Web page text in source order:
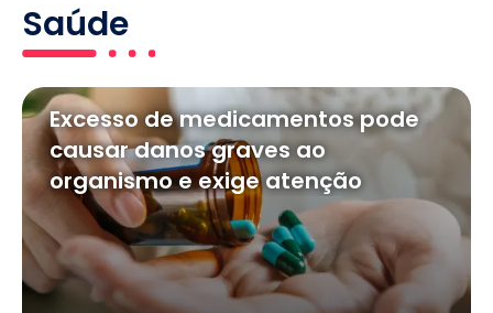
Saúde
Excesso de medicamentos pode
causar danos graves ao
organismo e exige atenção